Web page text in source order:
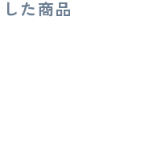
た商品